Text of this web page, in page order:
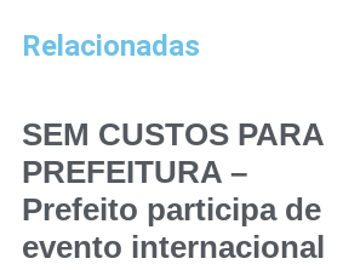
Relacionadas
SEM CUSTOS PARA
PREFEITURA –
Prefeito participa de
evento internacional